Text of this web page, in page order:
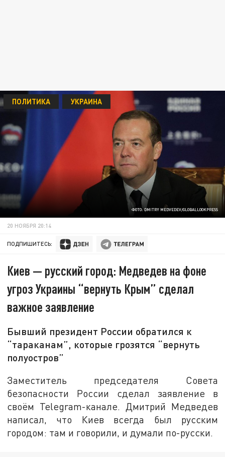
ФОТО: DMITRY MEDVEDEV/GLOBALLOOKPRESS
ПОЛИТИКА УКРАИНА
20 НОЯБРЯ 20:14
ПОДПИШИТЕСЬ:
Киев — русский город: Медведев на фоне
угроз Украины “вернуть Крым” сделал
важное заявление
Бывший президент России обратился к
“тараканам”, которые грозятся “вернуть
полуостров”
Заместитель председателя Совета
безопасности России сделал заявление в
своём Telegram-канале. Дмитрий Медведев
написал, что Киев всегда был русским
городом: там и говорили, и думали по-русски.